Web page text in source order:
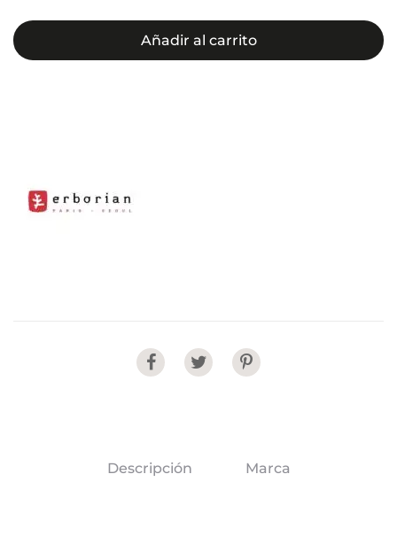
Añadir al carrito
Share
Descripción Marca